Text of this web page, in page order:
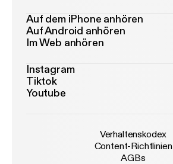
Auf dem iPhone anhören
Auf Android anhören
Im Web anhören
Instagram
Tiktok
Youtube
Verhaltenskodex
Content-Richtlinien
AGBs